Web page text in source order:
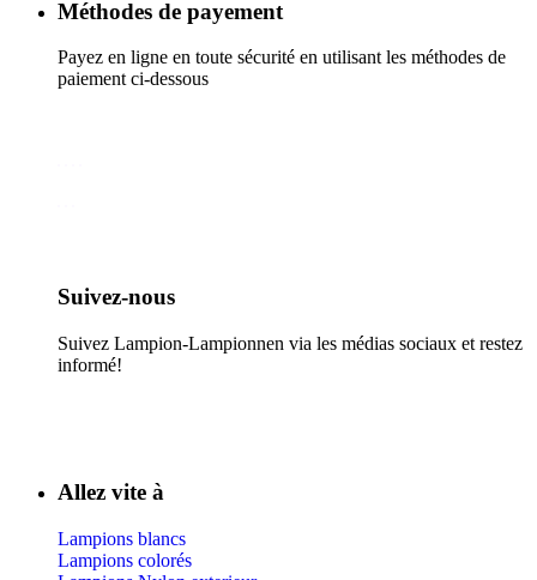
Méthodes de payement
Payez en ligne en toute sécurité en utilisant les méthodes de
paiement ci-dessous
Suivez-nous​
Suivez Lampion-Lampionnen via les médias sociaux et restez
informé!
Allez vite à
Lampions blancs
Lampions colorés